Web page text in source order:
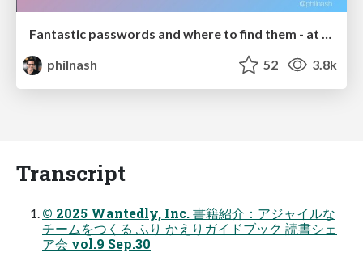
Fantastic passwords and where to find them - at NoRuKo
philnash
52 3.8k
Transcript
© 2025 Wantedly, Inc. 書籍紹介：アジャイルな
チームをつくる ふり かえりガイドブック 読書シェ
ア会 vol.9 Sep.30